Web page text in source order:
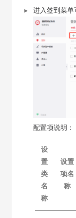
进入签到菜单
配置项说明：
设
置
类
名
称
设置
项名
称